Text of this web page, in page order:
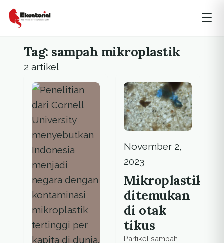
Tag: sampah mikroplastik
2 artikel
November 2,
2023
Mikroplastik
ditemukan
di otak
tikus
Partikel sampah